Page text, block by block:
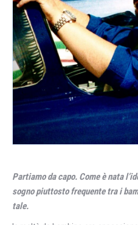
Partiamo da capo. Come è nata
sogno piuttosto frequente tra i
tale.